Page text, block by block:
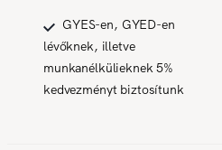
GYES-en, GYED-en
lévőknek, illetve
munkanélkülieknek 5%
kedvezményt biztosítunk